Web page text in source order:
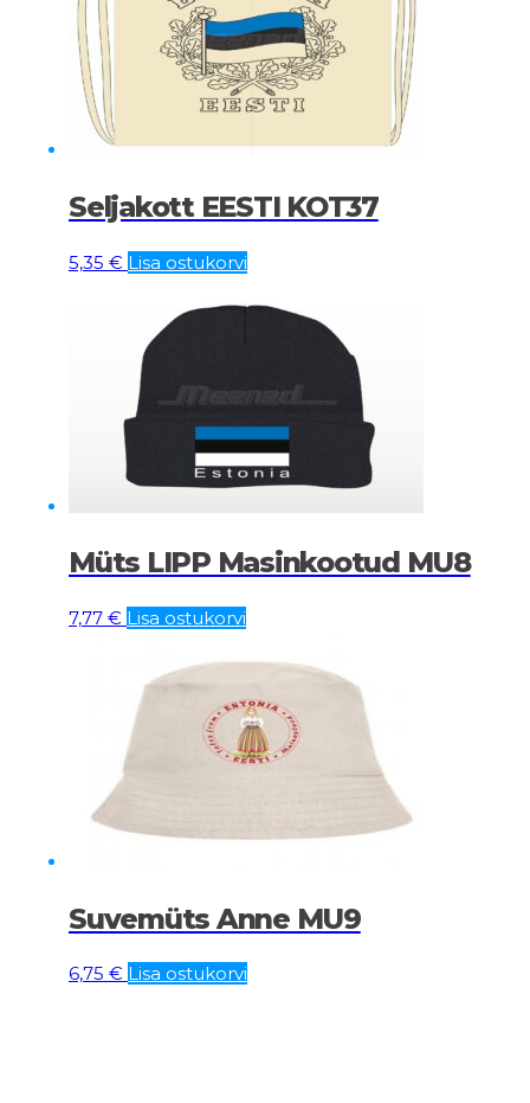
Seljakott EESTI KOT37
5,35 € Lisa ostukorvi
Müts LIPP Masinkootud MU8
7,77 € Lisa ostukorvi
Suvemüts Anne MU9
6,75 € Lisa ostukorvi